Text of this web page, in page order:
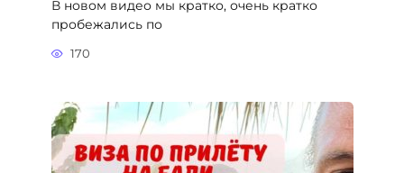
Украины, Беларуси
VOA (Visa on arrival) или виза по прилету
доступна